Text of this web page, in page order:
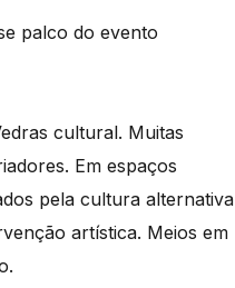
palco do evento
cultural. Muitas
Em espaços
pela cultura alternativa
artística. Meios em